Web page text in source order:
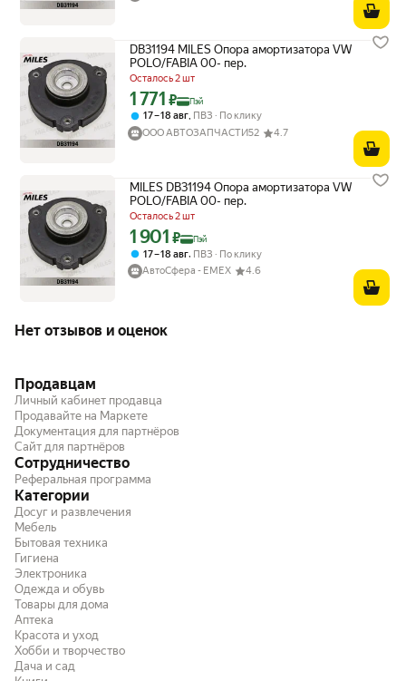
DB31194 MILES Опора амортизатора VW
POLO/FABIA 00- пер.
Осталось 2 шт
Цена с картой Яндекс Пэй 1771 ₽ вместо
1 771 ₽ Пэй
17 – 18 авг ПВЗ
По клику
ООО АВТОЗАПЧАСТИ52
4.7
MILES DB31194 Опора амортизатора VW
POLO/FABIA 00- пер.
Осталось 2 шт
Цена с картой Яндекс Пэй 1901 ₽ вместо
1 901 ₽ Пэй
17 – 18 авг, ПВЗ
По клику
АвтоСфера - ЕМЕХ
4.6
Нет отзывов и оценок
Продавцам
Личный кабинет продавца
Продавайте на Маркете
Документация для партнёров
Сайт для партнёров
Сотрудничество
Реферальная программа
Категории
Досуг и развлечения
Мебель
Бытовая техника
Гигиена
Электроника
Одежда и обувь
Товары для дома
Аптека
Красота и уход
Хобби и творчество
Дача и сад